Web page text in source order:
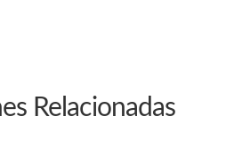
Relacionadas